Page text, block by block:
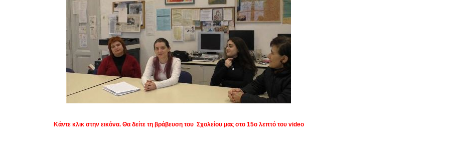
Κάντε κλικ στην εικόνα. Θα δείτε τη βράβευση του Σχολείου μας στο 15ο λεπτό του video